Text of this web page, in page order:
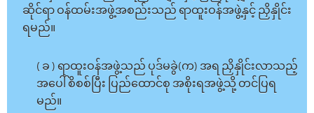
ဆိုင်ရာ ဝန်ထမ်းအဖွဲ့အစည်းသည် ရာထူးဝန်အဖွဲ့နှင့် ညှိနှိုင်း
ရမည်။
( ခ ) ရာထူးဝန်အဖွဲ့သည် ပုဒ်မခွဲ(က) အရ ညှိနှိုင်းလာသည့်
အပေါ် စိစစ်ပြီး ပြည်ထောင်စု အစိုးရအဖွဲ့သို့ တင်ပြရ
မည်။